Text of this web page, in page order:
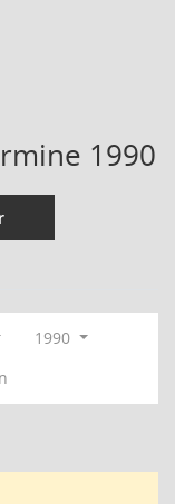
1990
1990